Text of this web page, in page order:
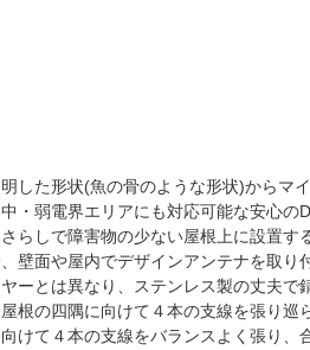
した形状(魚の骨のような形状)からマ
・弱電界エリアにも対応可能な安心の
らしで障害物の少ない屋根上に設置す
壁面や屋内でデザインアンテナを取り
ーとは異なり、ステンレス製の丈夫で
根の四隅に向けて４本の支線を張り巡
けて４本の支線をバランスよく張り、